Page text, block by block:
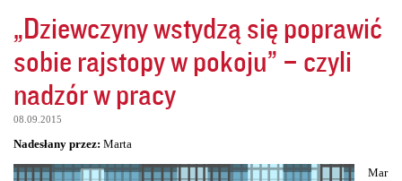
„Dziewczyny wstydzą się poprawić
sobie rajstopy w pokoju” – czyli
nadzór w pracy
08.09.2015
Nadesłany przez: Marta
Mar